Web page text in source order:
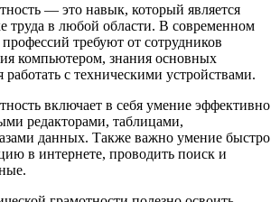
— это навык, который является
труда в любой области. В современном
требуют от сотрудников
компьютером, знания основных
с техническими устройствами.
включает в себя умение эффективно
редакторами, таблицами,
данных. Также важно умение быстро
в интернете, проводить поиск и